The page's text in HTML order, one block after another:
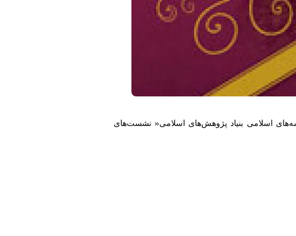
اسلامی بنیاد پژوهش‌های اسلامی« نشست‌های